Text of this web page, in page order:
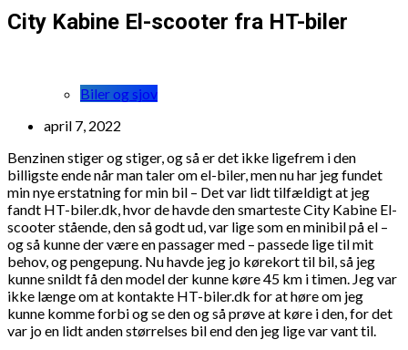
City Kabine El-scooter fra HT-biler
Biler og sjov
april 7, 2022
Benzinen stiger og stiger, og så er det ikke ligefrem i den
billigste ende når man taler om el-biler, men nu har jeg fundet
min nye erstatning for min bil – Det var lidt tilfældigt at jeg
fandt HT-biler.dk, hvor de havde den smarteste City Kabine El-
scooter stående, den så godt ud, var lige som en minibil på el –
og så kunne der være en passager med – passede lige til mit
behov, og pengepung. Nu havde jeg jo kørekort til bil, så jeg
kunne snildt få den model der kunne køre 45 km i timen. Jeg var
ikke længe om at kontakte HT-biler.dk for at høre om jeg
kunne komme forbi og se den og så prøve at køre i den, for det
var jo en lidt anden størrelses bil end den jeg lige var vant til.